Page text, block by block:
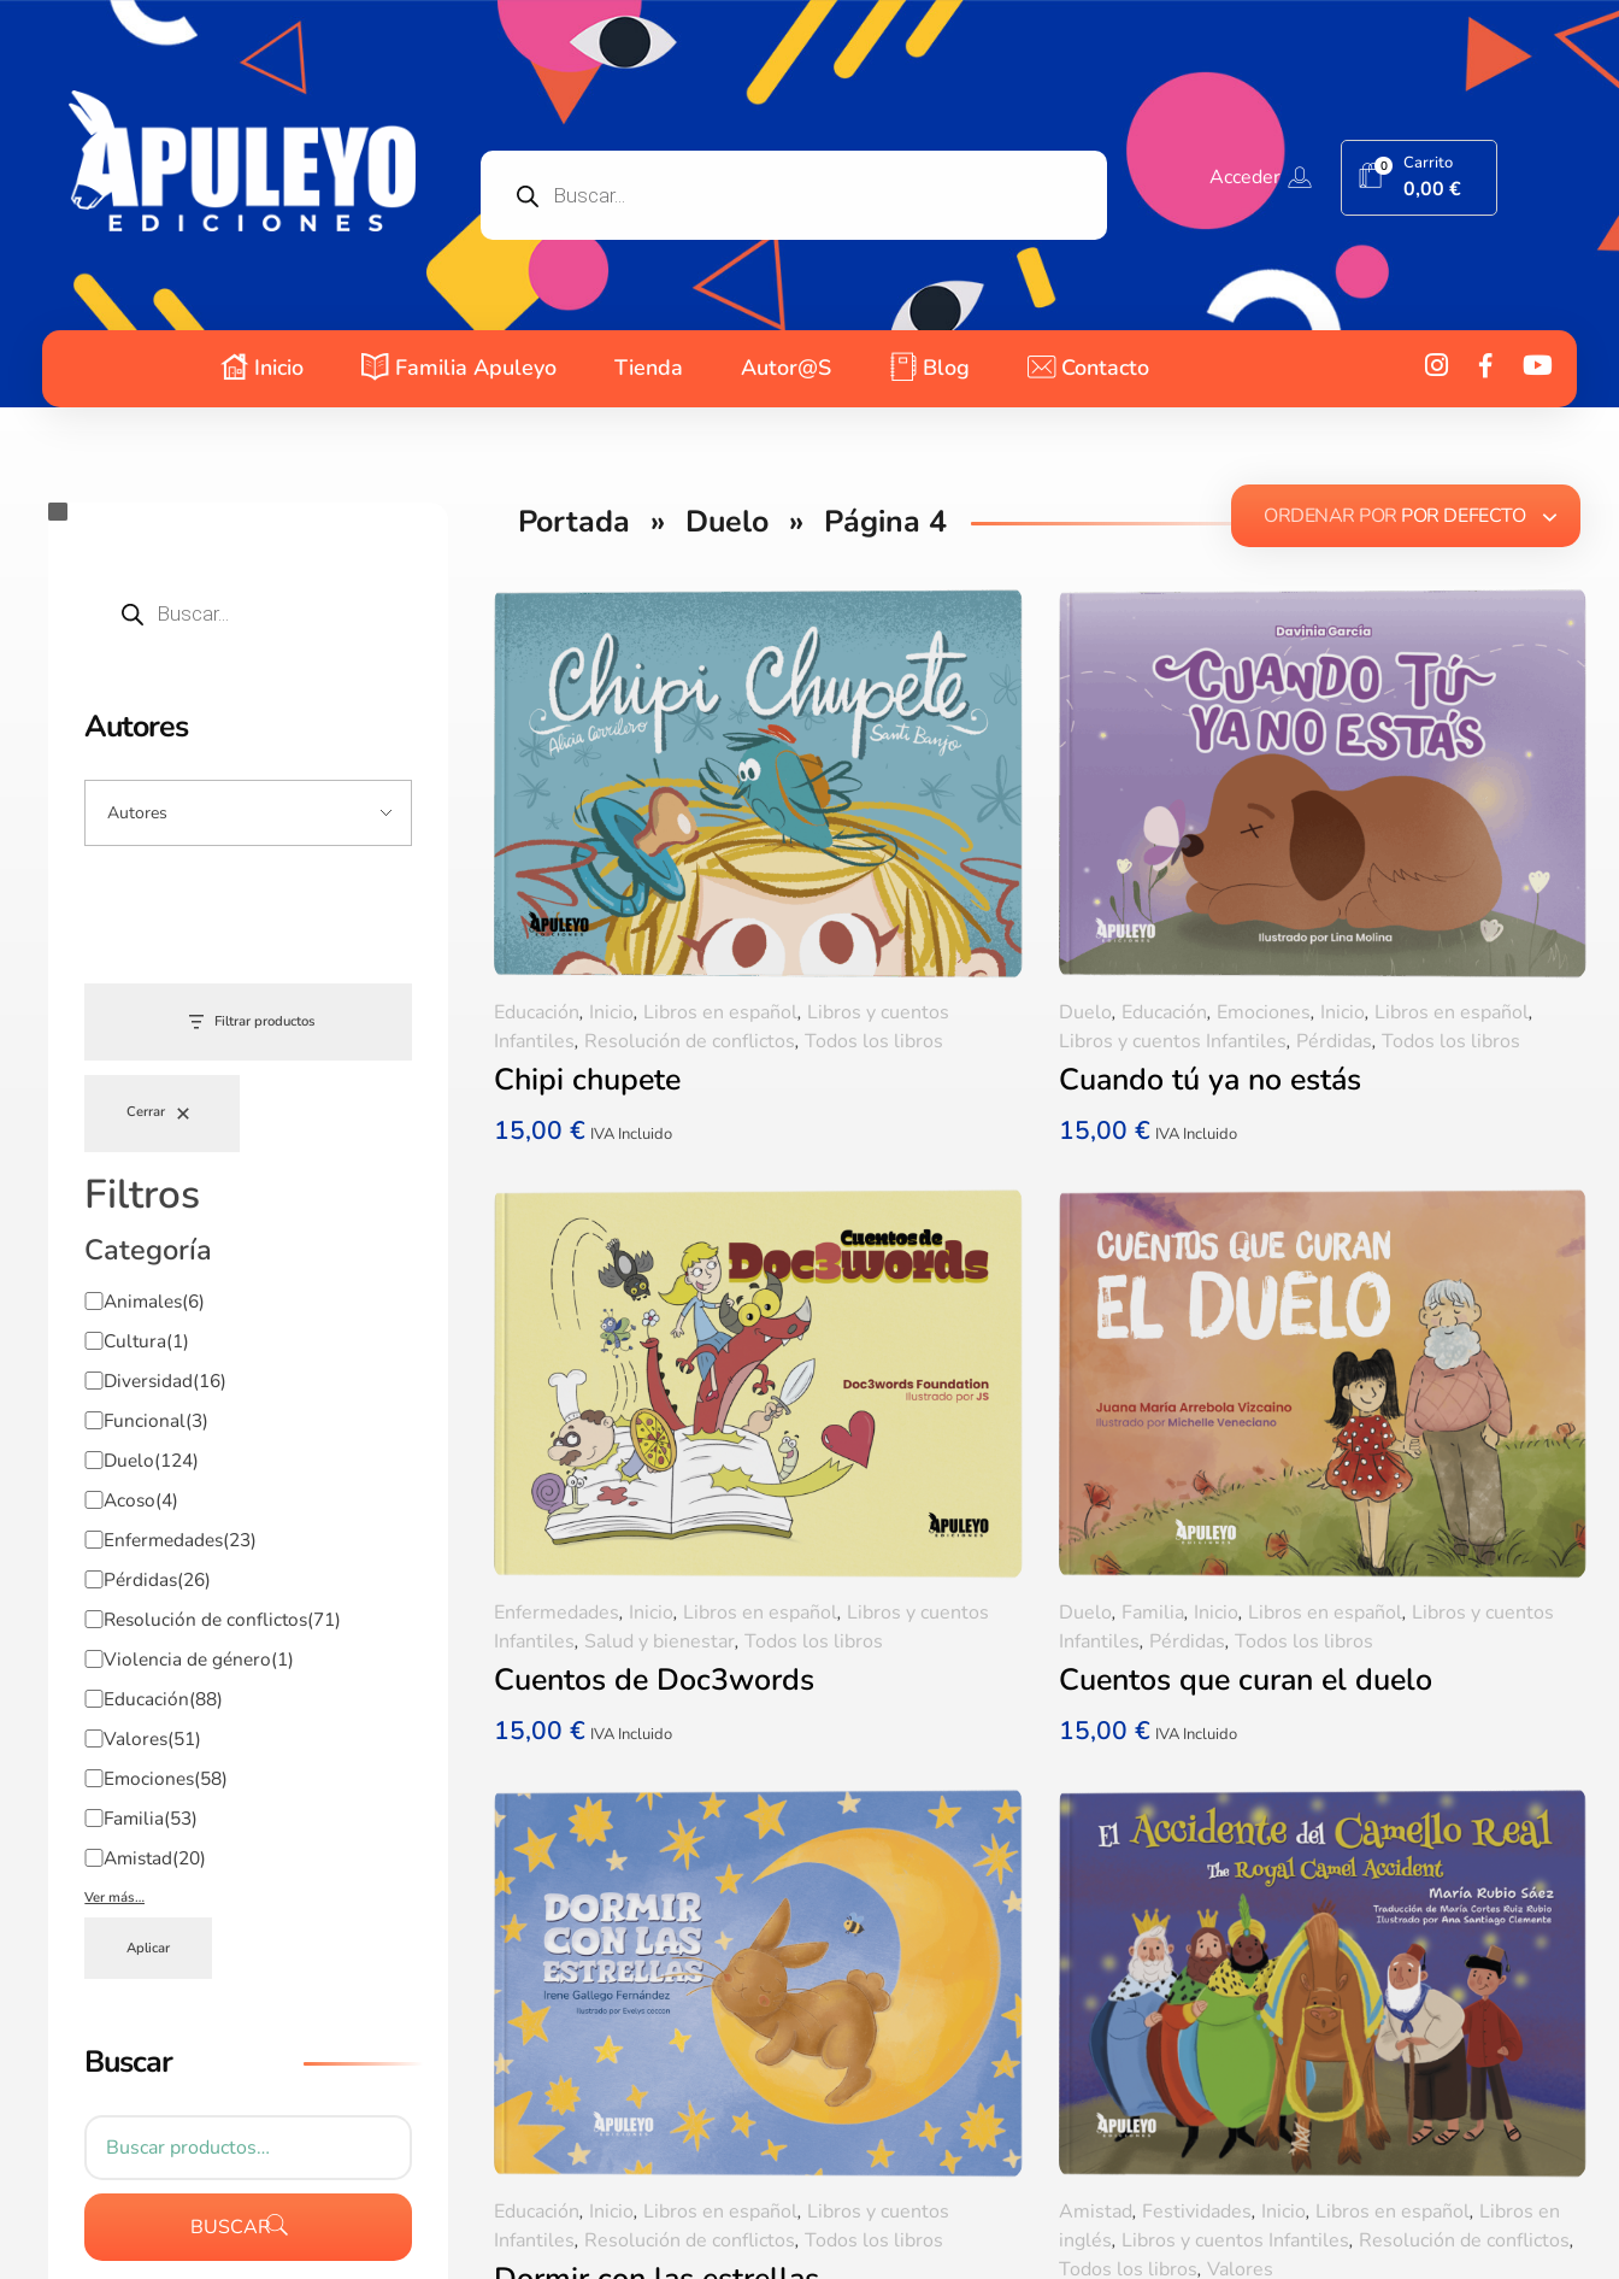
Acceder 0 Carrito
0,00€
Inicio Familia Apuleyo Tienda Autor@s Blog Contacto
Portada » Duelo » Página 4 ORDENAR POR POR DEFECTO
Chipi chupete
15,00€ IVA Incluido
Educación, Inicio, Libros en español, Libros y cuentos
Infantiles, Resolución de conflictos,Todos los libros
Cuando tú ya no estás
15,00 € IVA Incluido
Duelo, Educación, Emociones, Inicio, Libros en español,
Libros y cuentos Infantiles, Pérdidas, Todos los libros
Cuentos de Doc3words
15,00€ IVA Incluido
Enfermedades, Inicio, Libros en español, Libros y cuentos
Infantiles, Salud y bienestar,Todos los libros
Cuentos que curan el duelo
15,00 € IVA Incluido
Duelo, Familia, Inicio, Libros en español, Libros y cuentos
Infantiles, Pérdidas, Todos los libros
Educación, Inicio, Libros en español, Libros y cuentos
Infantiles, Resolución de conflictos,Todos los libros
Amistad, Festividades, Inicio, Libros en español, Libros en
inglés, Libros y cuentos Infantiles, Resolución de conflictos,
Todos los libros, Valores
Autores
Filtrar productos
Cerrar
Filtros
Categoría
Animales(6)
Cultura(1)
Diversidad(16)
Funcional(3)
Duelo(124)
Acoso(4)
Enfermedades(23)
Pérdidas(26)
Resolución de conflictos(71)
Violencia de género(1)
Educación(88)
Valores(51)
Emociones(58)
Familia(53)
Amistad(20)
Ver más…
Aplicar
Buscar
BUSCAR